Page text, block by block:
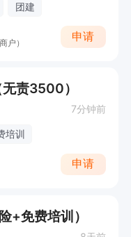
团建
户）
申请
责3500）
7分钟前
培训
申请
+免费培训）